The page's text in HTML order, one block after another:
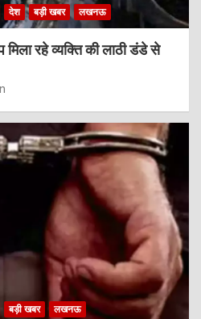
देश बड़ी खबर लखनऊ
मिला रहे व्यक्ति की लाठी डंडे से
बड़ी खबर लखनऊ